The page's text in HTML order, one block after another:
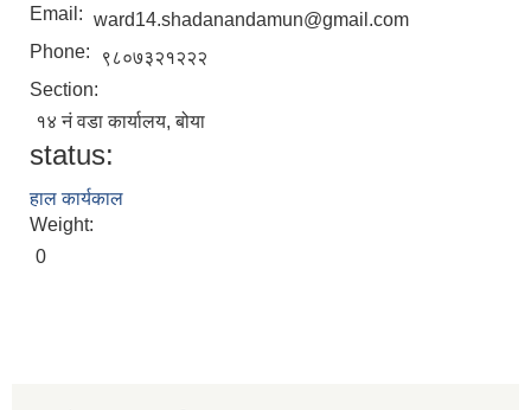
Email: ward14.shadanandamun@gmail.com
Phone:
९८०७३२१२२२
Section:
१४ नं वडा कार्यालय, बोया
status:
हाल कार्यकाल
Weight:
0